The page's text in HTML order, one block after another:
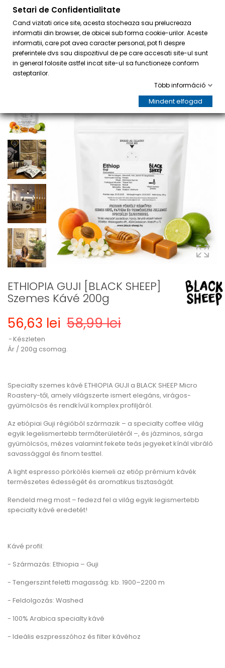
ETHIOPIA GUJI [BLACK SHEEP]
Szemes Kávé 200g
56,63 lei 58,99 lei
Készleten
Ár / 200g csomag.
Specialty szemes kávé ETHIOPIA GUJI a BLACK SHEEP Micro
Roastery-től, amely világszerte ismert elegáns, virágos-
gyümölcsös és rendkívül komplex profiljáról.
Az etiópiai Guji régióból származik – a specialty coffee világ
egyik legelismertebb termőterületéről –, és jázminos, sárga
gyümölcsös, mézes valamint fekete teás jegyeket kínál vibráló
savassággal és finom testtel.
A light espresso pörkölés kiemeli az etióp prémium kávék
természetes édességét és aromatikus tisztaságát.
Rendeld meg most – fedezd fel a világ egyik legismertebb
specialty kávé eredetét!
Kávé profil:
- Származás: Ethiopia – Guji
- Tengerszint feletti magasság: kb. 1900–2200 m
- Feldolgozás: Washed
- 100% Arabica specialty kávé
- Ideális eszpresszóhoz és filter kávéhoz
Setari de Confidentialitate
Cand vizitati orice site, acesta stocheaza sau prelucreaza
informatii din browser, de obicei sub forma cookie-urilor. Aceste
informatii, care pot avea caracter personal, pot fi despre
preferintele dvs sau dispozitivul de pe care accesati site-ul sunt
in general folosite astfel incat site-ul sa functioneze conform
asteptarilor.
Több információ
Mindent elfogad